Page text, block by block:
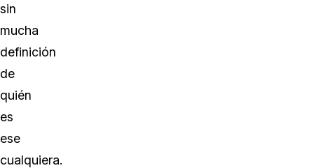
sin
mucha
definición
de
quién
es
ese
cualquiera.